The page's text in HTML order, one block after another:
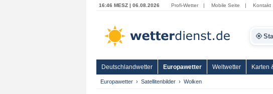
16:46 MESZ | 06.08.2026 Profi-Wetter | Mobile Seite | Kontakt
Deutschlandwetter Europawetter Weltwetter Karten
Europawetter Satellitenbilder Wolken